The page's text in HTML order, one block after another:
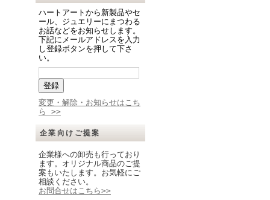
ハートアートから新製品やセ
ール、ジュエリーにまつわる
お話などをお知らせします。
下記にメールアドレスを入力
し登録ボタンを押して下さ
い。
変更・解除・お知らせはこち
ら >>
企業向けご提案
企業様への卸売も行っており
ます。オリジナル商品のご提
案もいたします。お気軽にご
相談ください。
お問合せはこちら>>